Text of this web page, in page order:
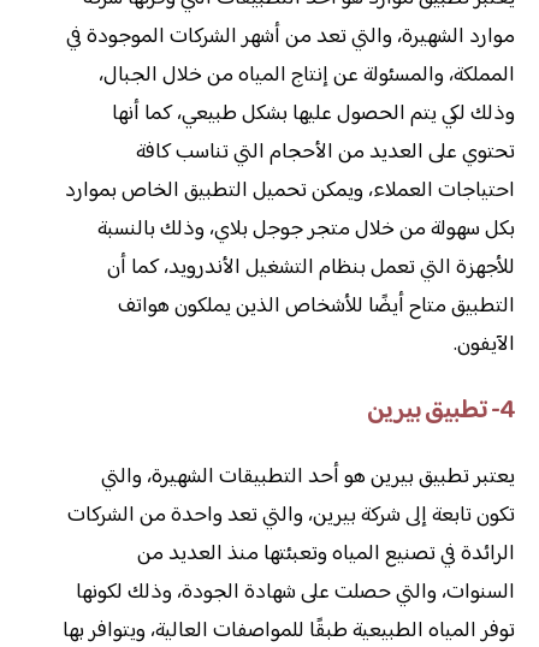
موارد الشهيرة، والتي تعد من أشهر الشركات الموجودة في
المملكة، والمسئولة عن إنتاج المياه من خلال الجبال،
وذلك لكي يتم الحصول عليها بشكل طبيعي، كما أنها
تحتوي على العديد من الأحجام التي تناسب كافة
احتياجات العملاء، ويمكن تحميل التطبيق الخاص بموارد
بكل سهولة من خلال متجر جوجل بلاي، وذلك بالنسبة
للأجهزة التي تعمل بنظام التشغيل الأندرويد، كما أن
التطبيق متاح أيضًا للأشخاص الذين يملكون هواتف
الآيفون.
4- تطبيق بيرين
يعتبر تطبيق بيرين هو أحد التطبيقات الشهيرة، والتي
تكون تابعة إلى شركة بيرين، والتي تعد واحدة من الشركات
الرائدة في تصنيع المياه وتعبئتها منذ العديد من
السنوات، والتي حصلت على شهادة الجودة، وذلك لكونها
توفر المياه الطبيعية طبقًا للمواصفات العالية، ويتوافر بها